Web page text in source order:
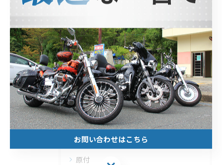
ホンダ
スズキ
観光
北山のレンタルバイク
安い
1日
1週間
1ヶ月
原付
お問い合わせはこちら